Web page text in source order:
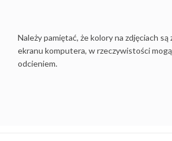
Należy pamiętać, że kolory na zdjęciach są
ekranu komputera, w rzeczywistości
odcieniem.